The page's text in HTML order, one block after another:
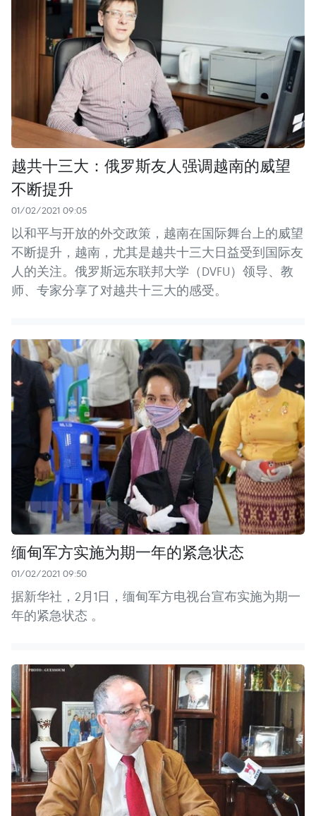
越共十三大：俄罗斯友人强调越南的威望
不断提升
01/02/2021 09:05
以和平与开放的外交政策，越南在国际舞台上的威望
不断提升，越南，尤其是越共十三大日益受到国际友
人的关注。俄罗斯远东联邦大学（DVFU）领导、教
师、专家分享了对越共十三大的感受。
缅甸军方实施为期一年的紧急状态
01/02/2021 09:50
据新华社，2月1日，缅甸军方电视台宣布实施为期一
年的紧急状态 。